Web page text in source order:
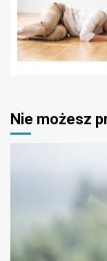
Nie możesz